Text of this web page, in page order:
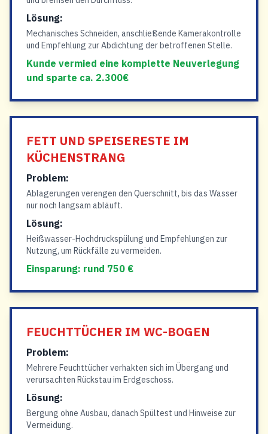
Lösung:
Mechanisches Schneiden, anschließende Kamerakontrolle
und Empfehlung zur Abdichtung der betroffenen Stelle.
Kunde vermied eine komplette Neuverlegung
und sparte ca. 2.300€
FETT UND SPEISERESTE IM
KÜCHENSTRANG
Problem:
Ablagerungen verengen den Querschnitt, bis das Wasser
nur noch langsam abläuft.
Lösung:
Heißwasser-Hochdruckspülung und Empfehlungen zur
Nutzung, um Rückfälle zu vermeiden.
Einsparung: rund 750 €
FEUCHTTÜCHER IM WC-BOGEN
Problem:
Mehrere Feuchttücher verhakten sich im Übergang und
verursachten Rückstau im Erdgeschoss.
Lösung:
Bergung ohne Ausbau, danach Spültest und Hinweise zur
Vermeidung.